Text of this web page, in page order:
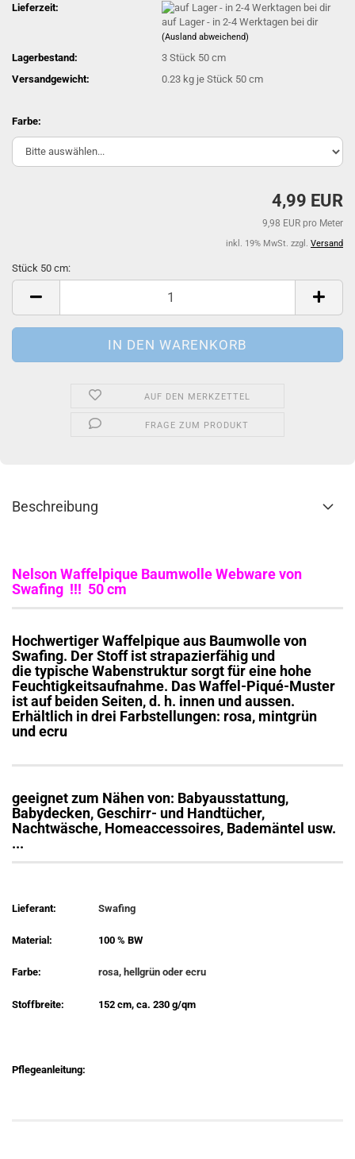
Lieferzeit:
auf Lager - in 2-4 Werktagen bei dir
(Ausland abweichend)
Lagerbestand: 3Stück 50 cm
Versandgewicht:
0.23 kg je Stück 50 cm
Farbe:
4,99 EUR
9,98 EUR pro Meter
inkl. 19% MwSt. zzgl. Versand
Stück 50 cm:
Stück
cm
AUF DEN MERKZETTEL
FRAGE ZUM PRODUKT
Beschreibung
Nelson Waffelpique Baumwolle Webware von
Swafing !!! 50 cm
Hochwertiger Waffelpique aus Baumwolle von
Swafing. Der Stoff ist strapazierfähig und
die typische Wabenstruktur sorgt für eine hohe
Feuchtigkeitsaufnahme. Das Waffel-Piqué-Muster
ist auf beiden Seiten, d. h. innen und aussen.
Erhältlich in drei Farbstellungen: rosa, mintgrün
und ecru
geeignet zum Nähen von: Babyausstattung,
Babydecken, Geschirr- und Handtücher,
Nachtwäsche, Homeaccessoires, Bademäntel usw.
...
Lieferant: Swafing
Material: 100 % BW
Farbe: rosa, hellgrün oder ecru
Stoffbreite: 152 cm, ca. 230 g/qm
Pflegeanleitung: